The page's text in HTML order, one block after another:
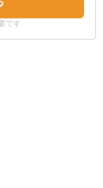
です